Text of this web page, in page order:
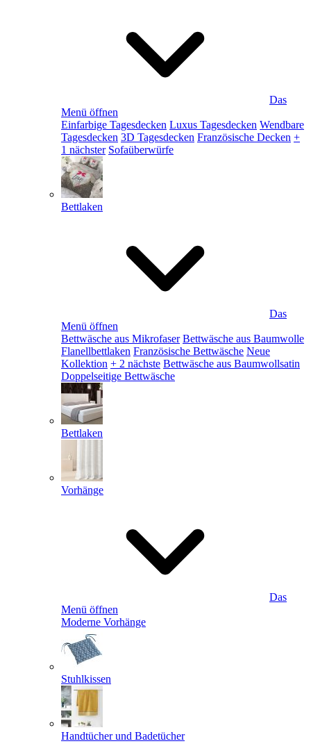
Das
Menü öffnen
Einfarbige Tagesdecken Luxus Tagesdecken Wendbare
Tagesdecken 3D Tagesdecken Französische Decken +
1 nächster Sofaüberwürfe
Bettlaken
Das
Menü öffnen
Bettwäsche aus Mikrofaser Bettwäsche aus Baumwolle
Flanellbettlaken Französische Bettwäsche Neue
Kollektion + 2 nächste Bettwäsche aus Baumwollsatin
Doppelseitige Bettwäsche
Bettlaken
Vorhänge
Das
Menü öffnen
Moderne Vorhänge
Stuhlkissen
Handtücher und Badetücher